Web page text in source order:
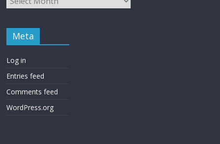
Meta
Log in
Entries feed
Comments feed
WordPress.org